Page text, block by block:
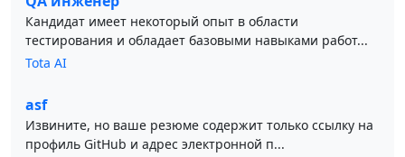
Кандидат имеет некоторый опыт в области
тестирования и обладает базовыми навыками работ...
Tota AI
asf
Извините, но ваше резюме содержит только ссылку на
профиль GitHub и адрес электронной п...